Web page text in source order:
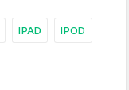
IPAD IPOD